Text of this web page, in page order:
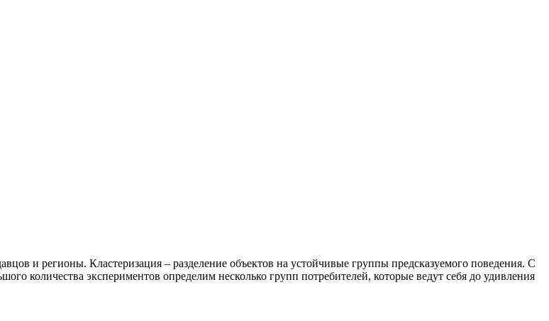
и регионы. Кластеризация – разделение объектов на устойчивые группы предсказуемого поведения. С
количества экспериментов определим несколько групп потребителей, которые ведут себя до удивления